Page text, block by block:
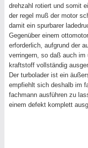
drehzahl rotiert und somit
der regel muß der motor
damit ein spurbarer
Gegenüber einem
erforderlich, aufgrund der
verringern, so daß auch im
kraftstoff vollständig
Der turbolader ist ein
empfiehlt sich deshalb im
fachmann ausführen zu
einem defekt komplett